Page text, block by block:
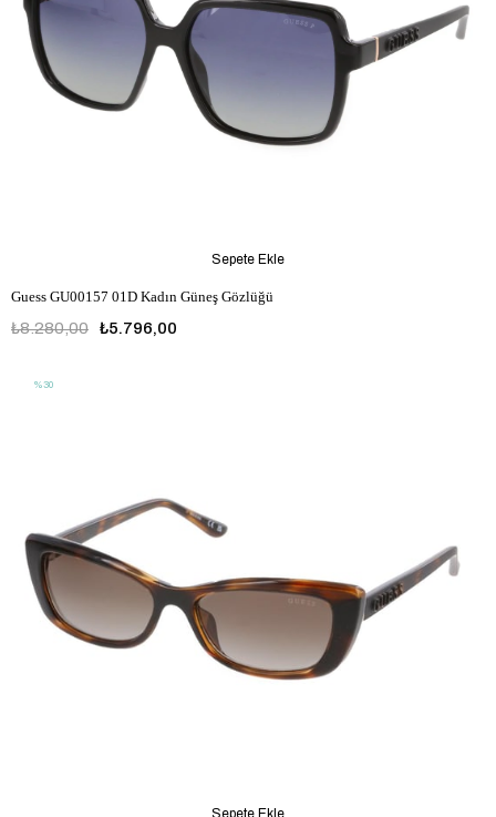
Guess GU00157 01D Kadın Güneş Gözlüğü
₺5.796,00
₺8.280,00
Sepete Ekle
Sepete Ekle
%30